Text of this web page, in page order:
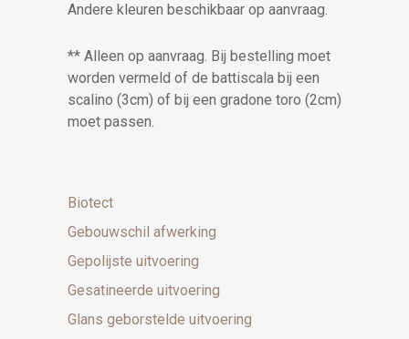
Andere kleuren beschikbaar op aanvraag.
** Alleen op aanvraag. Bij bestelling moet
worden vermeld of de battiscala bij een
scalino (3cm) of bij een gradone toro (2cm)
moet passen.
Biotect
Gebouwschil afwerking
Gepolijste uitvoering
Gesatineerde uitvoering
Glans geborstelde uitvoering